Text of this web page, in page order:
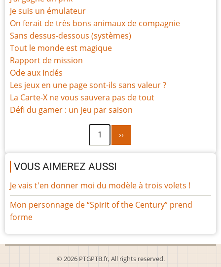
Je suis un émulateur
On ferait de très bons animaux de compagnie
Sans dessus-dessous (systèmes)
Tout le monde est magique
Rapport de mission
Ode aux Indés
Les jeux en une page sont-ils sans valeur ?
La Carte-X ne vous sauvera pas de tout
Défi du gamer : un jeu par saison
1
suivante
››
VOUS AIMEREZ AUSSI
Je vais t'en donner moi du modèle à trois volets !
Mon personnage de “Spirit of the Century” prend
forme
© 2026 PTGPTB.fr, All rights reserved.